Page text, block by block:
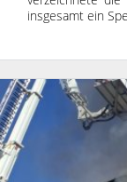
insgesamt ein